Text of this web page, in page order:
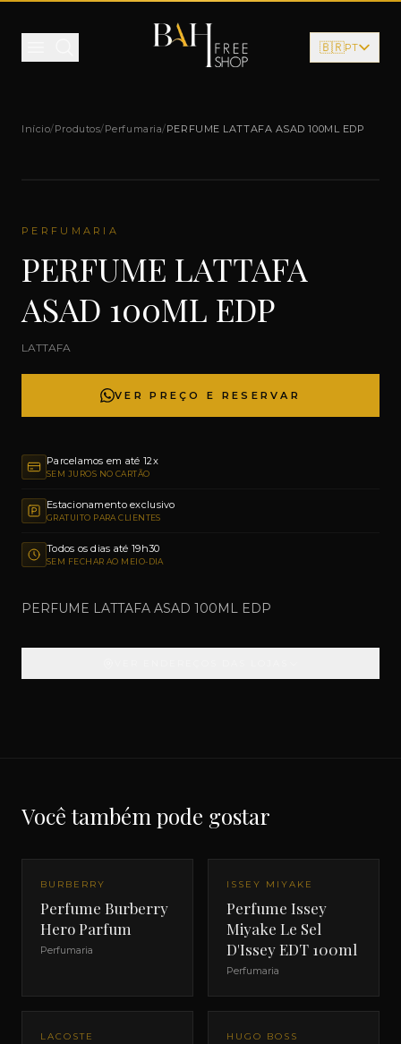
🇧🇷PT
Início/Produtos/Perfumaria/PERFUME LATTAFA ASAD 100ML EDP
PERFUMARIA
PERFUME LATTAFA
ASAD 100ML EDP
LATTAFA
VER PREÇO E RESERVAR
Parcelamos em até 12x
SEM JUROS NO CARTÃO
Estacionamento exclusivo
GRATUITO PARA CLIENTES
Todos os dias até 19h30
SEM FECHAR AO MEIO-DIA
PERFUME LATTAFA ASAD 100ML EDP
Você também pode gostar
BURBERRY
Perfume Burberry
Hero Parfum
Perfumaria
ISSEY MIYAKE
Perfume Issey
Miyake Le Sel
D'Issey EDT 100ml
Perfumaria
LACOSTE HUGO BOSS